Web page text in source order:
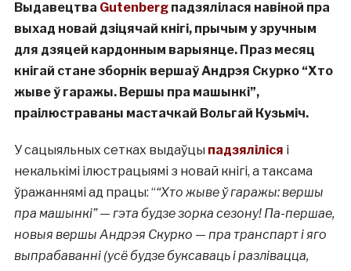
Выдавецтва Gutenbergпадзялілася навіной пра
выхад новай дзіцячай кнігі, прычым у зручным
для дзяцей кардонным варыянце. Праз месяц
кнігай стане зборнік вершаў Андрэя Скурко “Хто
жыве ў гаражы. Вершы пра машынкі”,
праілюстраваны мастачкай Вольгай Кузьміч.
У сацыяльных сетках выдаўцы падзяліліся і
некалькімі ілюстрацыямі з новай кнігі, а таксама
ўражаннямі ад працы: ““Хто жыве ў гаражы: вершы
пра машынкі” — гэта будзе зорка сезону! Па-першае,
новыя вершы Андрэя Скурко — пра транспарт і яго
выпрабаванні (усё будзе буксаваць і разлівацца,